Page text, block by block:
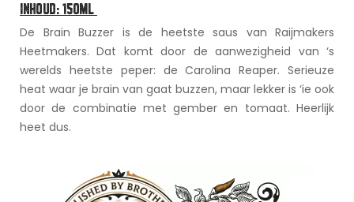
INHOUD: 150ML
De Brain Buzzer is de heetste saus van Raijmakers
Heetmakers. Dat komt door de aanwezigheid van ‘s
werelds heetste peper: de Carolina Reaper. Serieuze
heat waar je brain van gaat buzzen, maar lekker is ‘ie ook
door de combinatie met gember en tomaat. Heerlijk
heet dus.